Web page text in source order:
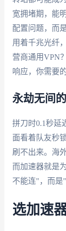
宽拥堵期，能
配置问题，而
用着千兆光纤
营商通用VPN
响应，你需要
永劫无间
拼刀时0.1秒延
面看着队友秒
刷不出来。海
而加速器就是
不能连"，而是
选加速